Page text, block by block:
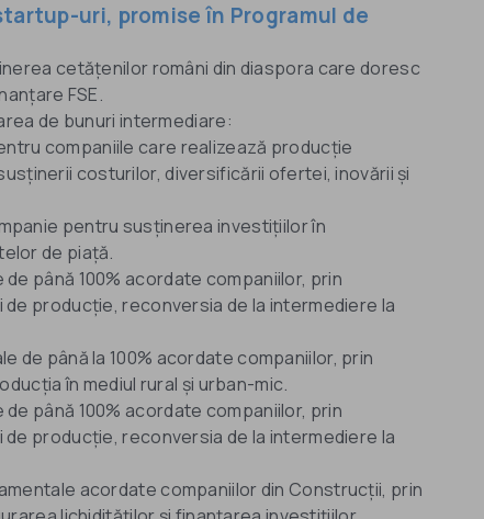
uri, promise în Programul de
cetățenilor români din diaspora care doresc
FSE.
de bunuri intermediare:
companiile care realizează producție
costurilor, diversificării ofertei, inovării și
pentru susținerea investițiilor în
de piață.
până 100% acordate companiilor, prin
producție, reconversia de la intermediere la
de până la 100% acordate companiilor, prin
în mediul rural și urban-mic.
până 100% acordate companiilor, prin
producție, reconversia de la intermediere la
acordate companiilor din Construcții, prin